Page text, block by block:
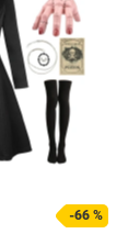
-66 %